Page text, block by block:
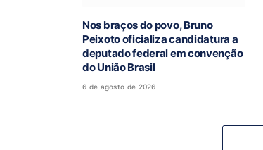
Nos braços do povo, Bruno
Peixoto oficializa candidatura a
deputado federal em convenção
do União Brasil
6 de agosto de 2026